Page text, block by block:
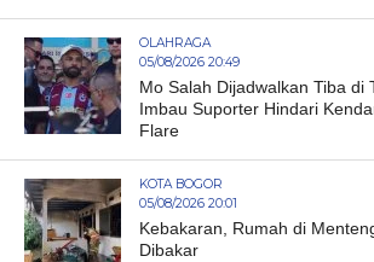
OLAHRAGA
05/08/2026 20:49
Mo Salah Dijadwalkan Tiba di
Imbau Suporter Hindari
Flare
KOTA BOGOR
05/08/2026 20:01
Kebakaran, Rumah di
Dibakar